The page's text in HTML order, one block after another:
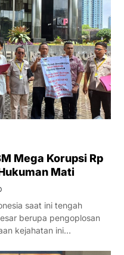
Mega Korupsi Rp
Mati
saat ini tengah
berupa pengoplosan
kejahatan ini…